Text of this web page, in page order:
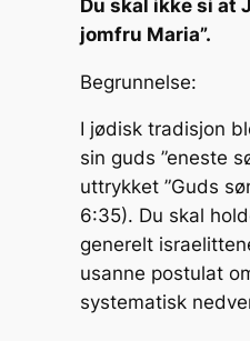
Du skal ikke si at
jomfru Maria”.
Begrunnelse:
I jødisk tradisjon
sin guds ”eneste
uttrykket ”Guds
6:35). Du skal
generelt
usanne postulat
systematisk